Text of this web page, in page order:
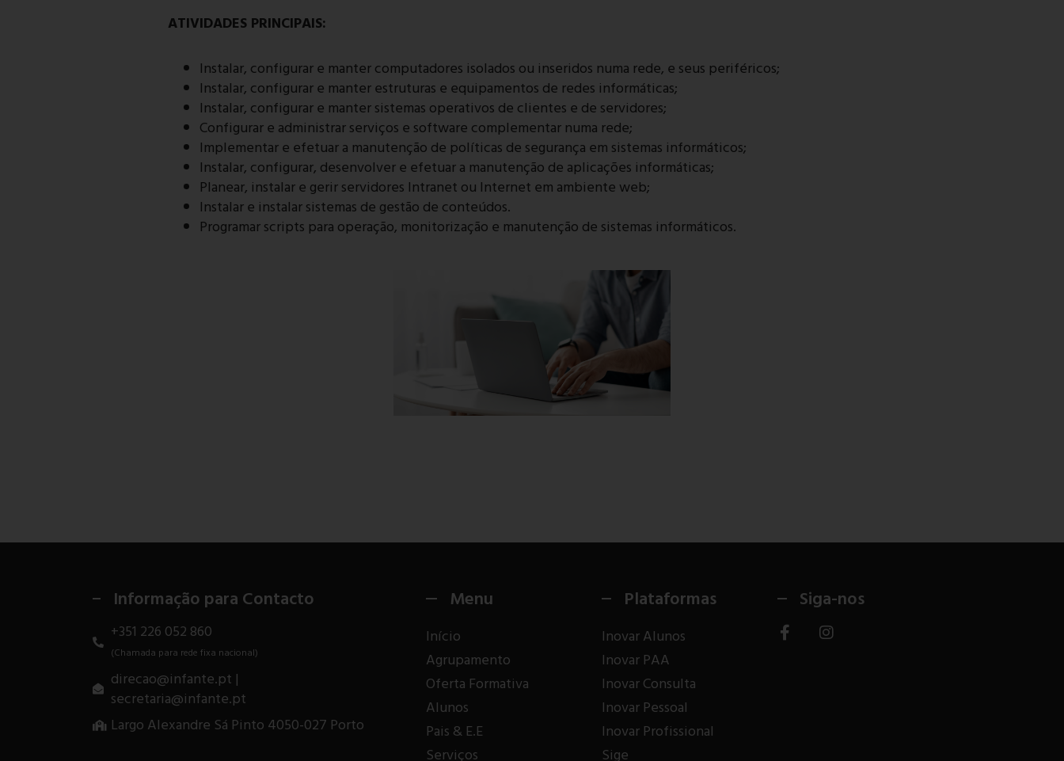
ATIVIDADES PRINCIPAIS:
Instalar, configurar e manter computadores isolados ou inseridos numa rede, e seus periféricos;
Instalar, configurar e manter estruturas e equipamentos de redes informáticas;
Instalar, configurar e manter sistemas operativos de clientes e de servidores;
Configurar e administrar serviços e software complementar numa rede;
Implementar e efetuar a manutenção de políticas de segurança em sistemas informáticos;
Instalar, configurar, desenvolver e efetuar a manutenção de aplicações informáticas;
Planear, instalar e gerir servidores Intranet ou Internet em ambiente web;
Instalar e instalar sistemas de gestão de conteúdos.
Programar scripts para operação, monitorização e manutenção de sistemas informáticos.
Informação para Contacto
+351 226 052 860
(Chamada para rede fixa nacional)
direcao@infante.pt |
secretaria@infante.pt
Largo Alexandre Sá Pinto 4050-027 Porto
Menu
Início
Agrupamento
Oferta Formativa
Alunos
Pais & E.E
Serviços
Plataformas
Inovar Alunos
Inovar PAA
Inovar Consulta
Inovar Pessoal
Inovar Profissional
Sige
Siga-nos